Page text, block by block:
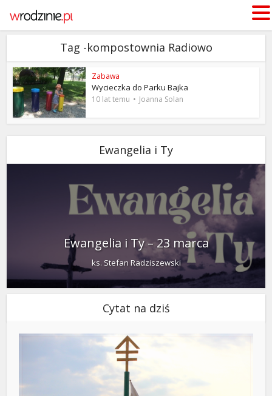
Tag -kompostownia Radiowo
Zabawa
Wycieczka do Parku Bajka
10 lat temu Joanna Solan
Ewangelia i Ty
Ewangelia i Ty – 23 marca
ks. Stefan Radziszewski
Cytat na dziś